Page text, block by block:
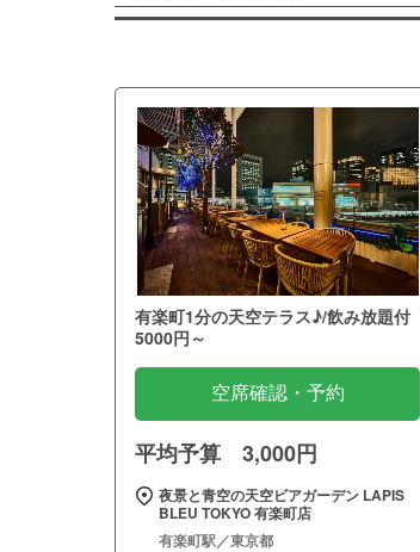
有楽町1分の天空テラス♪/飲み放題付
5000円～
空席確認・予約
平均予算 3,000円
夜景と青空の天空ビアガーデン LAPIS
BLEU TOKYO 有楽町店
有楽町駅／東京都